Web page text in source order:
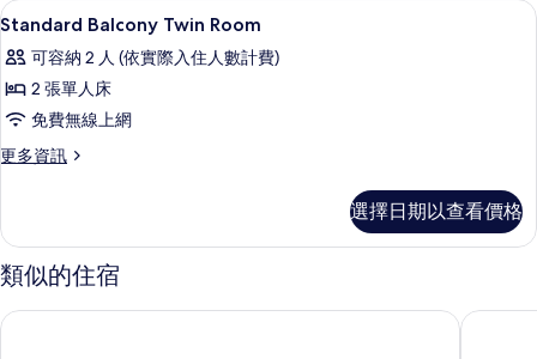
相
片
的
情
顯
示
Standard
Balcony
Twin
Room
有
相
片
1
Standard Balcony Twin Room
可容納 2 人 (依實際入住人數計費)
2 張單人床
免費無線上網
更多資訊
更
Twin
Room
的
情
選擇日期以查看價格
類似的住宿
阿德雷德中央 YHA 青年旅館 Bank